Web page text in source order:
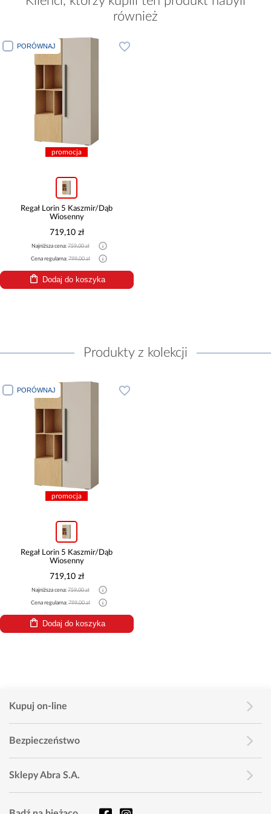
również
PORÓWNAJ
promocja
Regał Lorin 5 Kaszmir/Dąb
Wiosenny
719,10 zł
Najniższa cena:759,00 zł
Cena regularna:799,00 zł
Dodaj do koszyka
Produkty z kolekcji
PORÓWNAJ
promocja
Regał Lorin 5 Kaszmir/Dąb
Wiosenny
719,10 zł
Najniższa cena:759,00 zł
Cena regularna:799,00 zł
Dodaj do koszyka
Kupuj on-line
Bezpieczeństwo
Sklepy Abra S.A.